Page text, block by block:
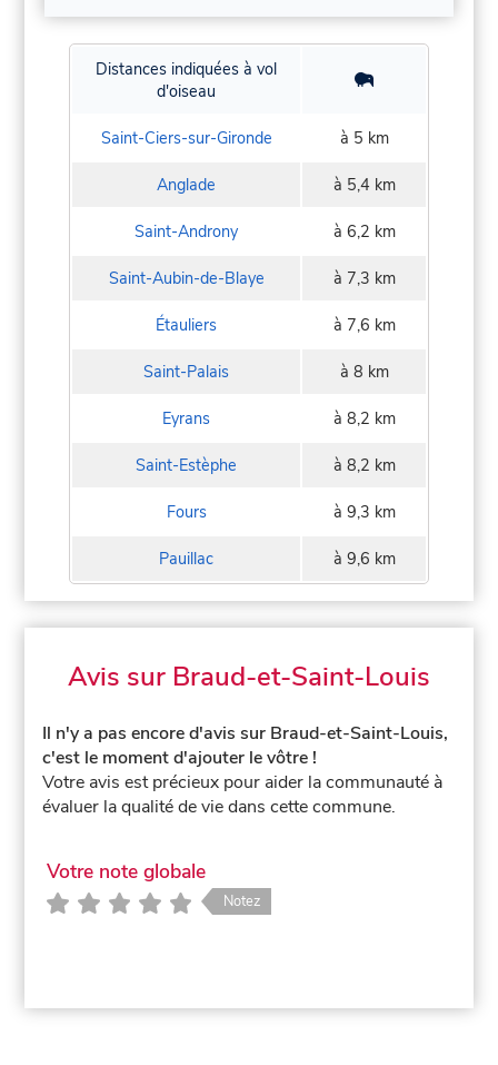
Distances indiquées à vol
d'oiseau
Saint-Ciers-sur-Gironde à 5 km
Anglade à 5,4 km
Saint-Androny à 6,2 km
Saint-Aubin-de-Blaye à 7,3 km
Étauliers à 7,6 km
Saint-Palais à 8 km
Eyrans à 8,2 km
Saint-Estèphe à 8,2 km
Fours à 9,3 km
Pauillac à 9,6 km
Avis sur Braud-et-Saint-Louis
Il n'y a pas encore d'avis sur Braud-et-Saint-Louis,
c'est le moment d'ajouter le vôtre !
Votre avis est précieux pour aider la communauté à
évaluer la qualité de vie dans cette commune.
Votre note globale
Notez